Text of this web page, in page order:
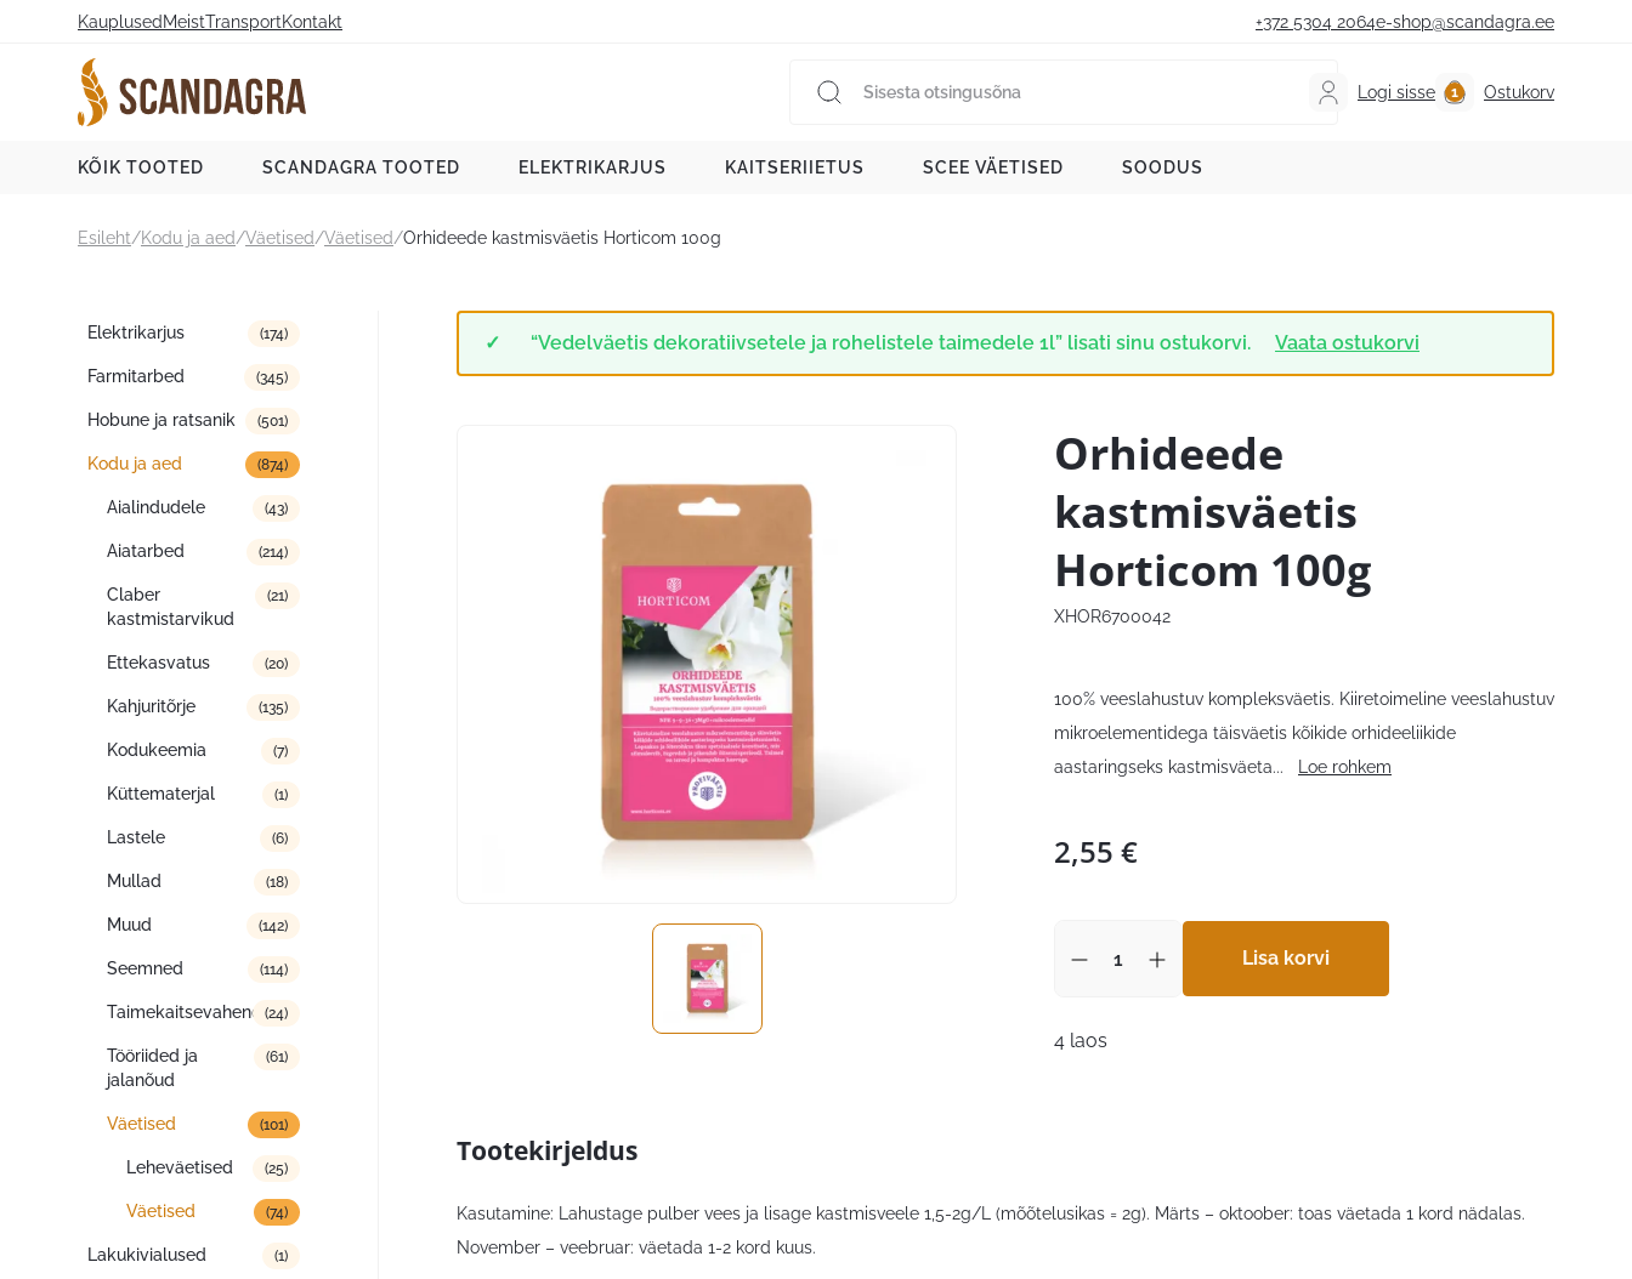
Kauplused MeistTransportKontakt +372 5304 2064e-shop@scandagra.ee
Logi sisse Ostukorv
KÕIK TOOTED SCANDAGRA TOOTED ELEKTRIKARJUS KAITSERIIETUS SCEE VÄETISED SOODUS
Esileht/Kodu ja aed/Väetised/Väetised/Orhideede kastmisväetis Horticom 100g
Tootekategooriad
Elektrikarjus (174)
Farmitarbed (345)
Hobune ja ratsanik (501)
Kodu ja aed (874)
Aialindudele (43)
Aiatarbed (214)
Claber
kastmistarvikud
(21)
Ettekasvatus (20)
Kahjuritõrje (135)
Kodukeemia (7)
Küttematerjal (1)
Lastele (6)
Mullad (18)
Muud (142)
Seemned (114)
Taimekaitsevahendid(24)
Tööriided ja
jalanõud
(61)
Väetised (101)
Leheväetised (25)
Väetised (74)
Lakukivialused (1)
“Vedelväetis dekoratiivsetele ja rohelistele taimedele 1l” lisati sinu ostukorvi. Vaata ostukorvi
Orhideede
kastmisväetis
Horticom 100g
XHOR6700042
100% veeslahustuv kompleksväetis. Kiiretoimeline veeslahustuv
mikroelementidega täisväetis kõikide orhideeliikide
aastaringseks kastmisväeta... Loe rohkem
2,55 €
Lisa korvi
4 laos
Tootekirjeldus
Kasutamine: Lahustage pulber vees ja lisage kastmisveele 1,5-2g/L (mõõtelusikas = 2g). Märts – oktoober: toas väetada 1 kord nädalas.
November – veebruar: väetada 1-2 kord kuus.